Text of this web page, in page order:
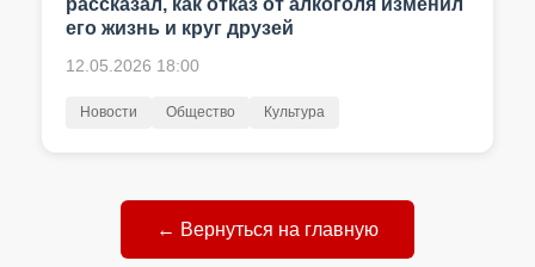
рассказал, как отказ от алкоголя изменил
его жизнь и круг друзей
12.05.2026 18:00
Новости Общество Культура
← Вернуться на главную